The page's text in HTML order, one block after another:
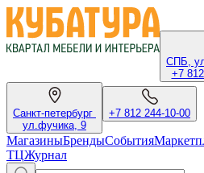
СПБ,
+7
Санкт-петербург
ул.фучика, 9
+7 812 244-10-00
МагазиныБрендыСобытия
ТЦЖурнал